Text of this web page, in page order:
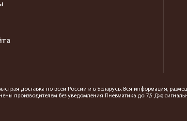
доставка по всей России и в Беларусь. Вся информация,
производителем без уведомления Пневматика до 7,5 Дж;